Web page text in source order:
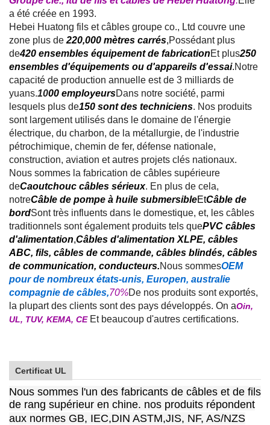
a été créée en 1993.
Hebei Huatong fils et câbles groupe co., Ltd couvre une
zone plus de 220,000 mètres carrés,Possédant plus
de420 ensembles équipement de fabricationEt plus250
ensembles d'équipements ou d'appareils d'essai.Notre
capacité de production annuelle est de 3 milliards de
yuans.1000 employeursDans notre société, parmi
lesquels plus de150 sont des techniciens. Nos produits
sont largement utilisés dans le domaine de l'énergie
électrique, du charbon, de la métallurgie, de l'industrie
pétrochimique, chemin de fer, défense nationale,
construction, aviation et autres projets clés nationaux.
Nous sommes la fabrication de câbles supérieure
deCaoutchouc câbles sérieux. En plus de cela,
notreCâble de pompe à huile submersibleEtCâble de
bordSont très influents dans le domestique, et, les câbles
traditionnels sont également produits tels quePVC câbles
d'alimentation,Câbles d'alimentation XLPE, câbles
ABC, fils, câbles de commande, câbles blindés, câbles
de communication, conducteurs.Nous sommesOEM
pour de nombreux états-unis, Europen, australie
compagnie de câbles,70%De nos produits sont exportés,
la plupart des clients sont des pays développés. On aOin,
UL, TUV, KEMA, CE Et beaucoup d'autres certifications.
Certificat UL
Nous sommes l'un des fabricants de câbles et de fils
de rang supérieur en chine. nos produits répondent
aux normes GB, IEC,DIN ASTM,JIS, NF, AS/NZS